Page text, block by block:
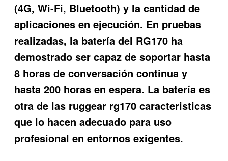
(4G, Wi-Fi, Bluetooth) y la cantidad de
aplicaciones en ejecución. En pruebas
realizadas, la batería del RG170 ha
demostrado ser capaz de soportar hasta
8 horas de conversación continua y
hasta 200 horas en espera. La batería es
otra de las ruggear rg170 caracteristicas
que lo hacen adecuado para uso
profesional en entornos exigentes.